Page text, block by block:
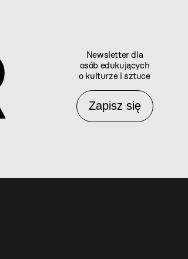
Newsletter dla
osób edukujących
o kulturze i sztuce
Zapisz się